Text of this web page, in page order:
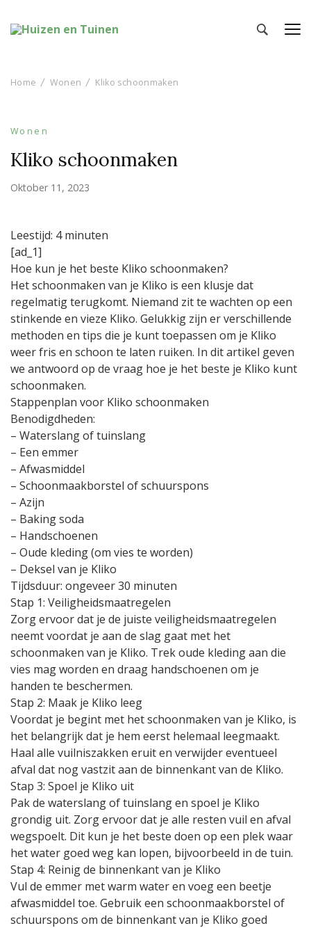
Home Wonen Kliko schoonmaken
Wonen
Kliko schoonmaken
Oktober 11, 2023
Leestijd: 4 minuten
[ad_1]
Hoe kun je het beste Kliko schoonmaken?
Het schoonmaken van je Kliko is een klusje dat
regelmatig terugkomt. Niemand zit te wachten op een
stinkende en vieze Kliko. Gelukkig zijn er verschillende
methoden en tips die je kunt toepassen om je Kliko
weer fris en schoon te laten ruiken. In dit artikel geven
we antwoord op de vraag hoe je het beste je Kliko kunt
schoonmaken.
Stappenplan voor Kliko schoonmaken
Benodigdheden:
– Waterslang of tuinslang
– Een emmer
– Afwasmiddel
– Schoonmaakborstel of schuurspons
– Azijn
– Baking soda
– Handschoenen
– Oude kleding (om vies te worden)
– Deksel van je Kliko
Tijdsduur: ongeveer 30 minuten
Stap 1: Veiligheidsmaatregelen
Zorg ervoor dat je de juiste veiligheidsmaatregelen
neemt voordat je aan de slag gaat met het
schoonmaken van je Kliko. Trek oude kleding aan die
vies mag worden en draag handschoenen om je
handen te beschermen.
Stap 2: Maak je Kliko leeg
Voordat je begint met het schoonmaken van je Kliko, is
het belangrijk dat je hem eerst helemaal leegmaakt.
Haal alle vuilniszakken eruit en verwijder eventueel
afval dat nog vastzit aan de binnenkant van de Kliko.
Stap 3: Spoel je Kliko uit
Pak de waterslang of tuinslang en spoel je Kliko
grondig uit. Zorg ervoor dat je alle resten vuil en afval
wegspoelt. Dit kun je het beste doen op een plek waar
het water goed weg kan lopen, bijvoorbeeld in de tuin.
Stap 4: Reinig de binnenkant van je Kliko
Vul de emmer met warm water en voeg een beetje
afwasmiddel toe. Gebruik een schoonmaakborstel of
schuurspons om de binnenkant van je Kliko goed